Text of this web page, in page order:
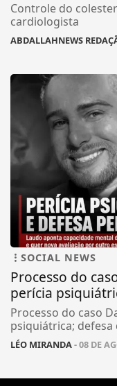
Controle do
cardiologista
ABDALLAHNEWS
SOCIAL NEWS
Processo do
perícia
Processo do caso
psiquiátrica; defesa
LÉO MIRANDA- 08 DE